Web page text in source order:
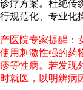
疗方案。杜绝传
规范化、专业化
医院专家提醒：
用刺激性强的药
等性病。若发现
就医，以明辨病